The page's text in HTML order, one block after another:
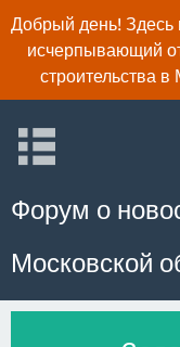
Добрый день! Здесь
исчерпывающий
строительства
Форум о
Московской